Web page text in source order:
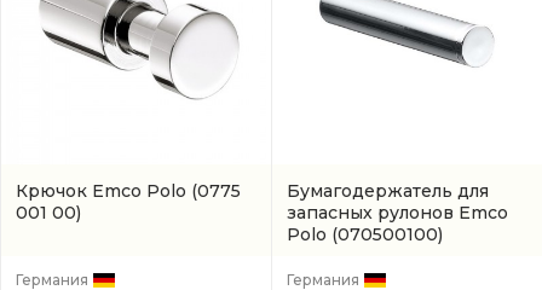
Крючок Emco Polo (0775
001 00)
Германия
Бумагодержатель для
запасных рулонов Emco
Polo (070500100)
Германия